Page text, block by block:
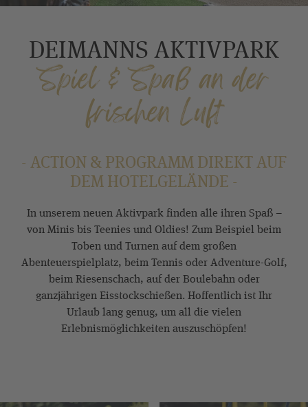
DEIMANNS AKTIVPARK
Spiel & Spaß an der
frischen Luft
- ACTION & PROGRAMM DIREKT AUF
DEM HOTELGELÄNDE -
In unserem neuen Aktivpark finden alle ihren Spaß –
von Minis bis Teenies und Oldies! Zum Beispiel beim
Toben und Turnen auf dem großen
Abenteuerspielplatz, beim Tennis oder Adventure-Golf,
beim Riesenschach, auf der Boulebahn oder
ganzjährigen Eisstockschießen. Hoffentlich ist Ihr
Urlaub lang genug, um all die vielen
Erlebnismöglichkeiten auszuschöpfen!